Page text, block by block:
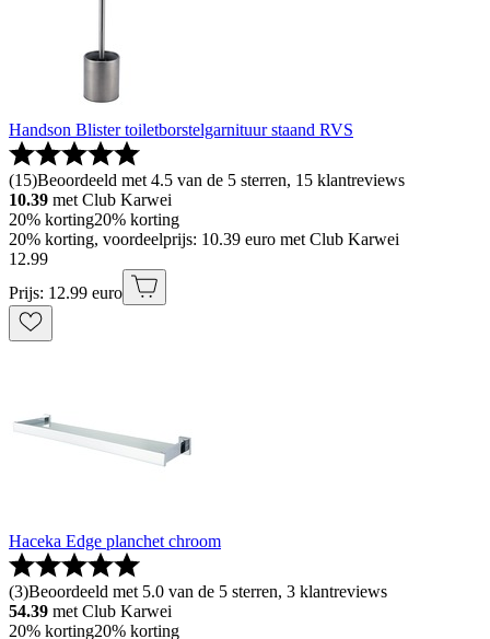
Handson Blister toiletborstelgarnituur staand RVS
(15)Beoordeeld met 4.5 van de 5 sterren, 15 klantreviews
10.39 met Club Karwei
20% korting20% korting
20% korting, voordeelprijs: 10.39 euro met Club Karwei
12.99
Prijs: 12.99 euro
Haceka Edge planchet chroom
(3)Beoordeeld met 5.0 van de 5 sterren, 3 klantreviews
54.39 met Club Karwei
20% korting20% korting